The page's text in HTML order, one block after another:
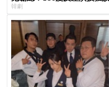
韓劇